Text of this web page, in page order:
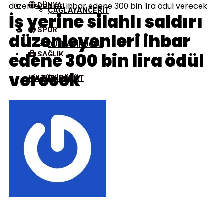
ÇAĞLAYANCERIT
DULKADIROĞLU
EKINÖZÜ
ELBISTAN
GÖKSUN
NURHAK
DÜNYA
SPOR
SAĞLIK
KÜLTÜR/SANAT
düzenleyenleri ihbar edene 300 bin lira ödül verecek
İş yerine silahlı saldırı
düzenleyenleri ihbar
edene 300 bin lira ödül
verecek